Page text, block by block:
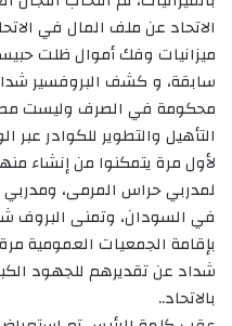
الاتحاد عن ملف المال في
ميزانيات وفك أموال ظلت
سابقة، و كشف البروفسير
محكومة في الصرف وليست
التأهيل والتطوير للكوادر
لأول مرة يتمكنوا من إنشاء
لمدربي حراس المرمى، ومدربي
في السودان، وتمنى البروف
بإقامة الجمعيات العمومية
شداد عن تقديرهم للجهود
بالاتحاد..